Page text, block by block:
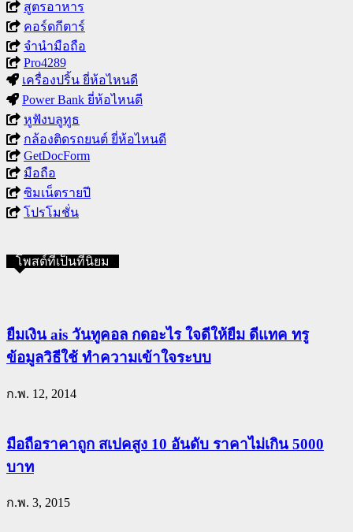
สูตรอาหาร
คอร์ดกีตาร์
จำนำมือถือ
Pro4289
เครื่องปริ้น ยี่ห้อไหนดี
Power Bank ยี่ห้อไหนดี
หูฟังบลูทูธ
กล้องติดรถยนต์ ยี่ห้อไหนดี
GetDocForm
มือถือ
ซิมเน็ตรายปี
โปรโมชั่น
โพสต์ที่เป็นที่นิยม
ยืมเงิน ais วันทูคอล กดอะไร ใจดีให้ยืม ดีแทค ทรู
ข้อมูลวิธีใช้ ทำความเข้าใจระบบ
ก.พ. 12, 2014
มือถือราคาถูก สเปคสูง 10 อันดับ ราคาไม่เกิน 5000
บาท
ก.พ. 3, 2015